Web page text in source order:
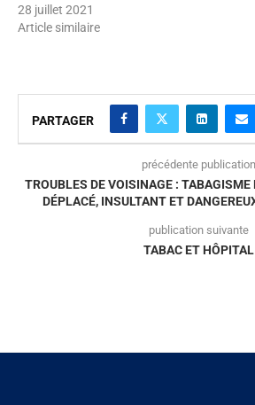
28 juillet 2021
Article similaire
PARTAGER
précédente publication
TROUBLES DE VOISINAGE :
DÉPLACÉ, INSULTANT ET
publication suivante
TABAC ET HÔPITAL